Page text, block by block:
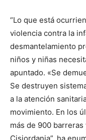
“Lo que está
violencia contra la
desmantelamiento
niños y niñas
apuntado. «Se
Se destruyen
a la atención
movimiento. En los
más de 900
Cisjordania”, ha